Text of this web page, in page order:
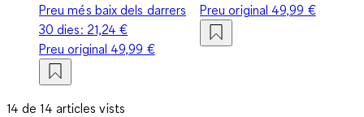
Preu més baix dels darrers
30 dies: 21,24 €
Preu original 49,99 €
Preu original 49,99 €
14 de 14 articles vists